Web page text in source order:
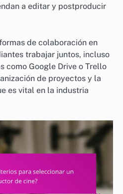
a editar y postproducir
de colaboración en
trabajar juntos, incluso
como Google Drive o Trello
de proyectos y la
es vital en la industria